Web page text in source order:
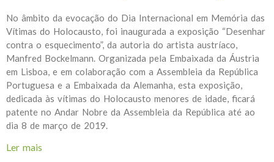
No âmbito da evocação do Dia Internacional em Memória das
Vítimas do Holocausto, foi inaugurada a exposição “Desenhar
contra o esquecimento”, da autoria do artista austríaco,
Manfred Bockelmann. Organizada pela Embaixada da Áustria
em Lisboa, e em colaboração com a Assembleia da República
Portuguesa e a Embaixada da Alemanha, esta exposição,
dedicada às vítimas do Holocausto menores de idade, ficará
patente no Andar Nobre da Assembleia da República até ao
dia 8 de março de 2019.
Ler mais